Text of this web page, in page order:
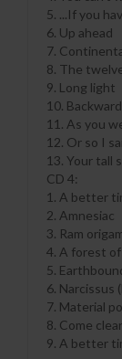
5. ...If you
6. Up ahead
7.
8. The
9. Long light
10.
11. As you
12. Or so I
13. Your tall
CD 4:
1. A better
2. Amnesiac
3. Ram
4. A forest
5.
6. Narcissus
7. Material
8. Come
9. A better